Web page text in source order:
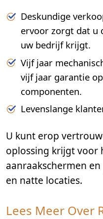
Deskundige
ervoor zorgt dat u
uw bedrijf krijgt.
Vijf jaar
vijf jaar garantie
componenten.
Levenslange
U kunt erop
oplossing krijgt voor
aanraakschermen
en natte locaties.
Lees Meer Over